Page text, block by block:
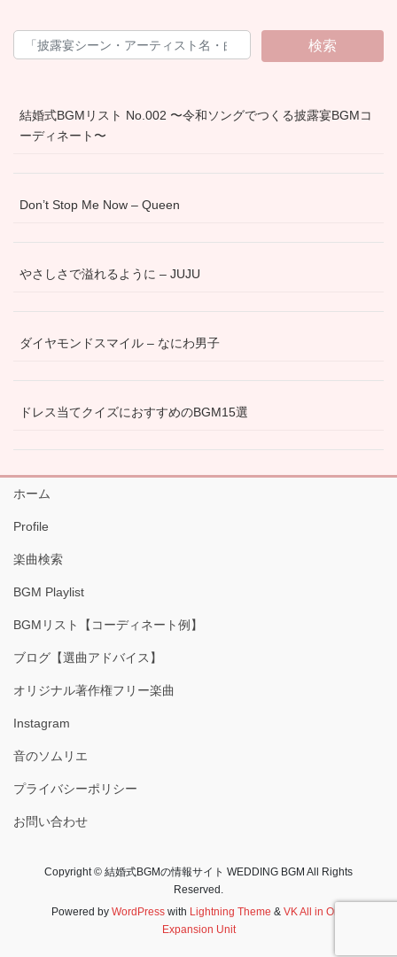
検索
結婚式BGMリスト No.002 〜令和ソングでつくる披露宴BGMコ
ーディネート〜
Don’t Stop Me Now – Queen
やさしさで溢れるように – JUJU
ダイヤモンドスマイル – なにわ男子
ドレス当てクイズにおすすめのBGM15選
ホーム
Profile
楽曲検索
BGM Playlist
BGMリスト【コーディネート例】
ブログ【選曲アドバイス】
オリジナル著作権フリー楽曲
Instagram
音のソムリエ
プライバシーポリシー
お問い合わせ
Copyright © 結婚式BGMの情報サイト WEDDING BGM All Rights
Reserved.
Powered by WordPresswith Lightning Theme & VK All in One
Expansion Unit